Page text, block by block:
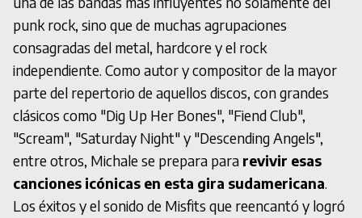
punk rock, sino que de muchas agrupaciones
consagradas del metal, hardcore y el rock
independiente. Como autor y compositor de la mayor
parte del repertorio de aquellos discos, con grandes
clásicos como "Dig Up Her Bones", "Fiend Club",
"Scream", "Saturday Night" y "Descending Angels",
entre otros, Michale se prepara para revivir esas
canciones icónicas en esta gira sudamericana.
Los éxitos y el sonido de Misfits que reencantó y logró